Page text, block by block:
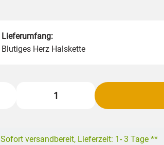
Lieferumfang:
Blutiges Herz Halskette
Sofort versandbereit, Lieferzeit: 1- 3 Tage **